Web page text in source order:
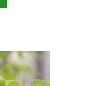
auf.
Die